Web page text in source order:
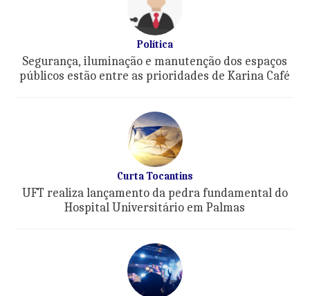
Política
Segurança, iluminação e manutenção dos espaços
públicos estão entre as prioridades de Karina Café
Curta Tocantins
UFT realiza lançamento da pedra fundamental do
Hospital Universitário em Palmas